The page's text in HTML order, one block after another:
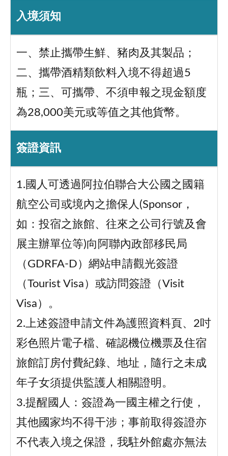
入境須知
一、禁止攜帶生鮮、豬肉及其製品；
二、攜帶酒精類飲料入境不得超過5
瓶；三、可攜帶、不須申報之現金額度
為28,000美元或等值之其他貨幣。
簽證資訊
1.國人可透過阿拉伯聯合大公國之國籍
航空公司或境內之擔保人(Sponsor，
如：投宿之旅館、往來之公司行號及會
展主辦單位等)向阿聯內政部移民局
（GDRFA-D）網站申請觀光簽證
（Tourist Visa）或訪問簽證（Visit
Visa）。
2.上述簽證申請文件為護照資料頁、2吋
彩色照片電子檔、確認機位機票及住宿
旅館訂房付費紀錄、地址，隨行之未成
年子女須提供監護人相關證明。
3.提醒國人：簽證為一國主權之行使，
其他國家均不得干涉；事前取得簽證亦
不代表入境之保證，我駐外館處亦無法